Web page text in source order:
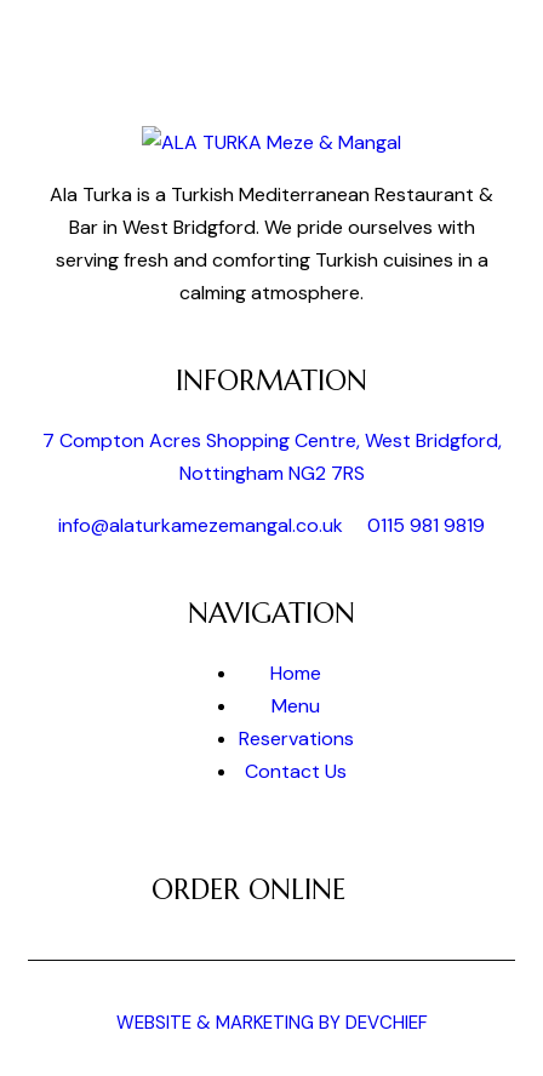
Ala Turka is a Turkish Mediterranean Restaurant &
Bar in West Bridgford. We pride ourselves with
serving fresh and comforting Turkish cuisines in a
calming atmosphere.
INFORMATION
7 Compton Acres Shopping Centre, West Bridgford,
Nottingham NG2 7RS
info@alaturkamezemangal.co.uk 0115 981 9819
NAVIGATION
Home
Menu
Reservations
Contact Us
ORDER ONLINE
WEBSITE & MARKETING BY DEVCHIEF